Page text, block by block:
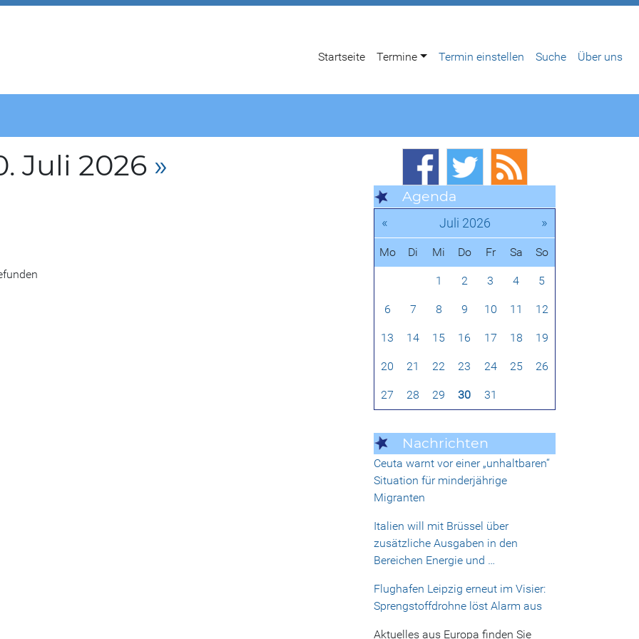
Startseite Termine Termin einstellen Suche Über uns
Juli 2026 »
Agenda
« Juli 2026 »
Mo Di Mi Do Fr Sa So
1 2 3 4 5
6 7 8 9 10 11 12
13 14 15 16 17 18 19
20 21 22 23 24 25 26
27 28 29 30 31
Nachrichten
Ceuta warnt vor einer „unhaltbaren“
Situation für minderjährige
Migranten
Italien will mit Brüssel über
zusätzliche Ausgaben in den
Bereichen Energie und …
Flughafen Leipzig erneut im Visier:
Sprengstoffdrohne löst Alarm aus
Aktuelles aus Europa finden Sie